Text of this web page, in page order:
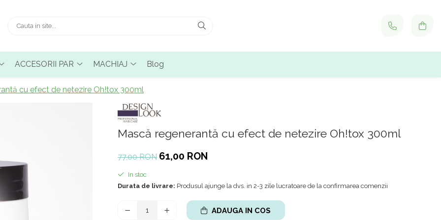
ACCESORII PAR MACHIAJ Blog
cu efect de netezire Oh!tox 300ml
Mască regenerantă cu efect de netezire Oh!tox 300ml
77,00 RON 61,00 RON
In stoc
Durata de livrare: Produsul ajunge la dvs. in 2-3 zile lucratoare de la confirmarea comenzii
ADAUGA IN COS